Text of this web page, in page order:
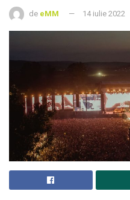
de eMM 14 iulie 2022